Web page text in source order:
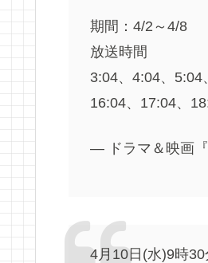
期間：4/2～4/8
放送時間
3:04、4:04、5:04
16:04、17:04、
— ドラマ＆映画
4月10日(水)9時